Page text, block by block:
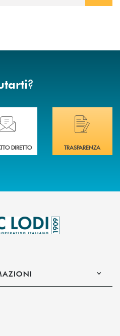
?
di assistenza immediata?
DIRETTO
Hai bisogno di
TRASPARENZA